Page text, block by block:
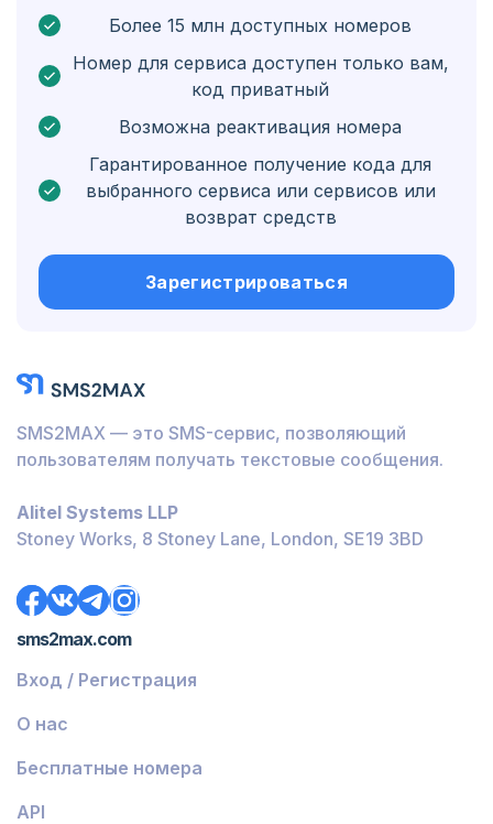
Венгрия
Боливия
Гватемала
Куба
Барбадос
Бурунди
Белиз
Гренада
Грузия
Греция
Гвинея-Бисау
Более 15 млн доступных номеров
Номер для сервиса доступен только вам,
код приватный
Возможна реактивация номера
Гарантированное получение кода для
выбранного сервиса или сервисов или
возврат средств
Зарегистрироваться
SMS2MAX — это SMS-сервис, позволяющий
пользователям получать текстовые сообщения.
Alitel Systems LLP
Stoney Works, 8 Stoney Lane, London, SE19 3BD
sms2max.com
Вход / Регистрация
О нас
Бесплатные номера
API